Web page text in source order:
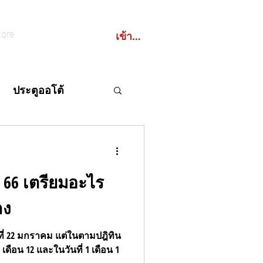
เข้าสู่ระบบ
ประตูออโต้
อัตโนมัติ
เตรียมอะไร
22 มกราคม แต่ในตามปฎิทิน
ที่ 1 เดือน 1